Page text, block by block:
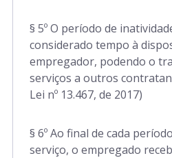
§ 5º O período de
considerado tempo à
empregador, podendo o
serviços a outros
Lei nº 13.467, de 2017)
§ 6º Ao final de cada
serviço, o empregado